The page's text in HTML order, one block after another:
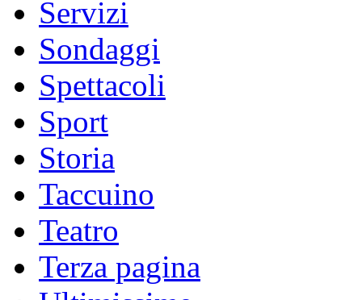
Servizi
Sondaggi
Spettacoli
Sport
Storia
Taccuino
Teatro
Terza pagina